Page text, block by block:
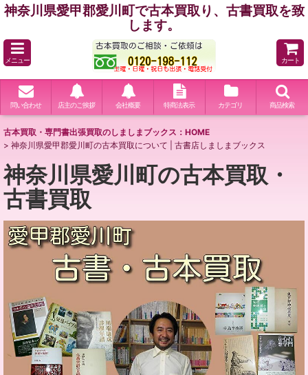
神奈川県愛甲郡愛川町で古本買取り、古書買取を致
します。
メニュー カート
問い合わせ 店主のご挨拶 会社概要 特商法表示 カテゴリ 商品検索
古本買取・専門書出張買取のしましまブックス：HOME
> 神奈川県愛甲郡愛川町の古本買取について | 古書店しましまブックス
神奈川県愛川町の古本買取・
古書買取